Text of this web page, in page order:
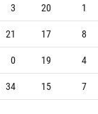
3 20
1
21 17
8
0 19
4
34 15 7